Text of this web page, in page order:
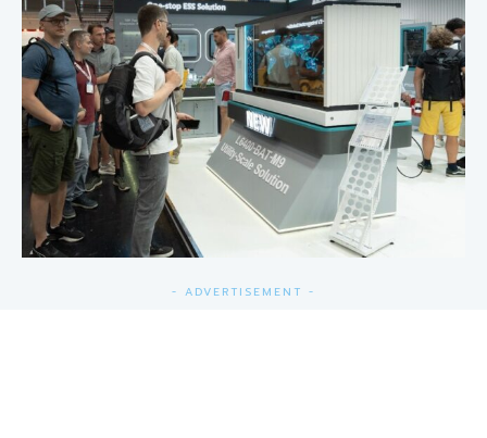
- ADVERTISEMENT -